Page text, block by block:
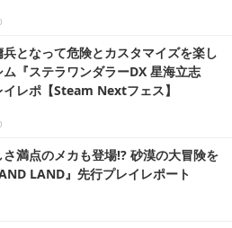
となって危険とカスタマイズを楽し
『ステラワンダラーDX 星海立志
レポ【Steam Nextフェス】
満点のメカも登場!? 砂漠の大冒険を
LAND』先行プレイレポート